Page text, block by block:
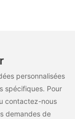
personnalisées
spécifiques. Pour
contactez-nous
demandes de